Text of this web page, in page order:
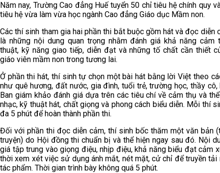
Năm nay, Trường Cao đẳng Huế tuyển 50 chỉ tiêu hệ chính quy
tiêu hệ vừa làm vừa học ngành Cao đẳng Giáo dục Mầm non.
Các thí sinh tham gia hai phần thi bắt buộc gồm hát và đọc diễn
là những nội dung quan trọng nhằm đánh giá khả năng cảm
thuật, kỹ năng giao tiếp, diễn đạt và những tố chất cần thiết
giáo viên mầm non trong tương lai.
Ở phần thi hát, thí sinh tự chọn một bài hát bằng lời Việt theo
như quê hương, đất nước, gia đình, tuổi trẻ, trường học, thầy
Ban giám khảo đánh giá dựa trên các tiêu chí về cảm thụ và
nhạc, kỹ thuật hát, chất giọng và phong cách biểu diễn. Mỗi thí
đa 5 phút để hoàn thành phần thi.
Đối với phần thi đọc diễn cảm, thí sinh bốc thăm một văn bản
truyện) do Hội đồng thi chuẩn bị và thể hiện ngay sau đó. Nội
giá tập trung vào giọng điệu, nhịp điệu, khả năng biểu đạt cảm
thời xem xét việc sử dụng ánh mắt, nét mặt, cử chỉ để truyền tải
tác phẩm. Thời gian trình bày không quá 5 phút.